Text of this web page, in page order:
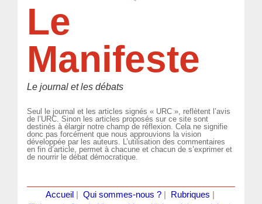
Le
Manifeste
Le journal et les débats
Seul le journal et les articles signés « URC », reflètent l’avis
de l’URC. Sinon les articles proposés sur ce site sont
destinés à élargir notre champ de réflexion. Cela ne signifie
donc pas forcément que nous approuvions la vision
développée par les auteurs. L’utilisation des commentaires
en fin d’article, permet à chacune et chacun de s’exprimer et
de nourrir le débat démocratique.
Accueil Qui sommes-nous ?| Rubriques